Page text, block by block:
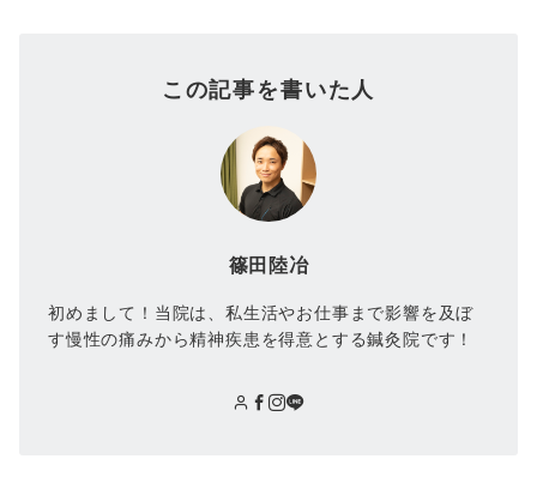
この記事を書いた人
篠田陸冶
初めまして！当院は、私生活やお仕事まで影響を及ぼ
す慢性の痛みから精神疾患を得意とする鍼灸院です！